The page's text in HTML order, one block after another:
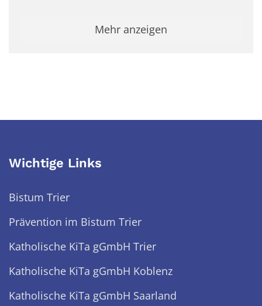
Mehr anzeigen
Wichtige Links
Bistum Trier
Prävention im Bistum Trier
Katholische KiTa gGmbH Trier
Katholische KiTa gGmbH Koblenz
Katholische KiTa gGmbH Saarland